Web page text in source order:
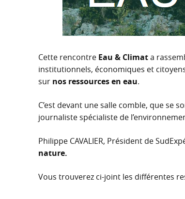
Cette rencontre Eau & Climata
institutionnels, économiques et
sur nos ressources en eau.
C’est devant une salle comble, que se
journaliste spécialiste de
Philippe CAVALIER, Président de
nature.
Vous trouverez ci-joint les différentes